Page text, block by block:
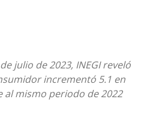
julio de 2023, INEGI reveló
incrementó 5.1 en
mismo periodo de 2022